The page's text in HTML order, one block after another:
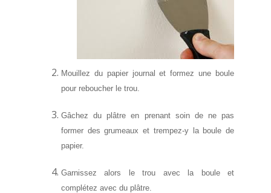
Mouillez du papier journal et formez une boule
pour reboucher le trou.
Gâchez du plâtre en prenant soin de ne pas
former des grumeaux et trempez-y la boule de
papier.
Garnissez alors le trou avec la boule et
complétez avec du plâtre.